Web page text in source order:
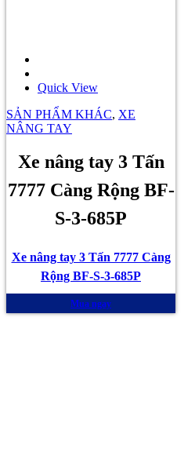
Quick View
SẢN PHẨM KHÁC, XE
NÂNG TAY
Xe nâng tay 3 Tấn
7777 Càng Rộng BF-
S-3-685P
Xe nâng tay 3 Tấn 7777 Càng
Rộng BF-S-3-685P
Mua ngay